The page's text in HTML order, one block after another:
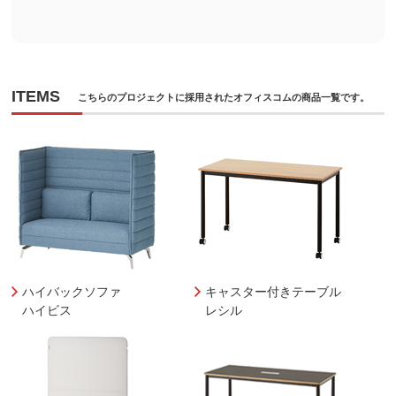
ITEMS こちらのプロジェクトに採用されたオフィスコムの商品一覧です。
ハイバックソファ
ハイビス
キャスター付きテーブル
レシル